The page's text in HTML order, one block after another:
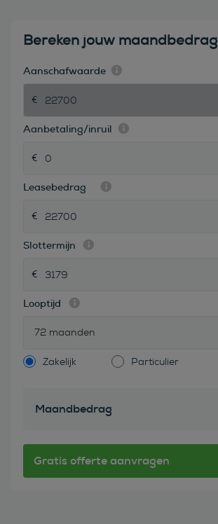
Bereken jouw maandbedrag
Aanschafwaarde
Aanbetaling/inruil
Leasebedrag
Slottermijn
Looptijd
72 maanden
Zakelijk Particulier
Maandbedrag